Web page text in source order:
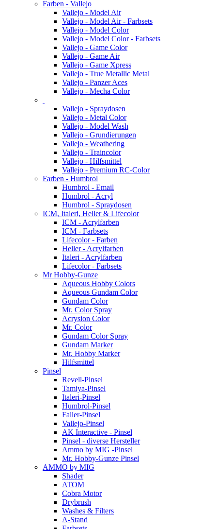
Farben - Vallejo
Vallejo - Model Air
Vallejo - Model Air - Farbsets
Vallejo - Model Color
Vallejo - Model Color - Farbsets
Vallejo - Game Color
Vallejo - Game Air
Vallejo - Game Xpress
Vallejo - True Metallic Metal
Vallejo - Panzer Aces
Vallejo - Mecha Color
Vallejo - Spraydosen
Vallejo - Metal Color
Vallejo - Model Wash
Vallejo - Grundierungen
Vallejo - Weathering
Vallejo - Traincolor
Vallejo - Hilfsmittel
Vallejo - Premium RC-Color
Farben - Humbrol
Humbrol - Email
Humbrol - Acryl
Humbrol - Spraydosen
ICM, Italeri, Heller & Lifecolor
ICM - Acrylfarben
ICM - Farbsets
Lifecolor - Farben
Heller - Acrylfarben
Italeri - Acrylfarben
Lifecolor - Farbsets
Mr Hobby-Gunze
Aqueous Hobby Colors
Aqueous Gundam Color
Gundam Color
Mr. Color Spray
Acrysion Color
Mr. Color
Gundam Color Spray
Gundam Marker
Mr. Hobby Marker
Hilfsmittel
Pinsel
Revell-Pinsel
Tamiya-Pinsel
Italeri-Pinsel
Humbrol-Pinsel
Faller-Pinsel
Vallejo-Pinsel
AK Interactive - Pinsel
Pinsel - diverse Hersteller
Ammo by MIG -Pinsel
Mr. Hobby-Gunze Pinsel
AMMO by MIG
Shader
ATOM
Cobra Motor
Drybrush
Washes & Filters
A-Stand